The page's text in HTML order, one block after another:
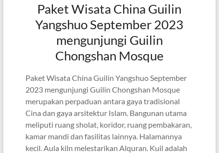
Paket Wisata China Guilin
Yangshuo September 2023
mengunjungi Guilin
Chongshan Mosque
Paket Wisata China Guilin Yangshuo September
2023 mengunjungi Guilin Chongshan Mosque
merupakan perpaduan antara gaya tradisional
Cina dan gaya arsitektur Islam. Bangunan utama
meliputi ruang sholat, koridor, ruang pembakaran,
kamar mandi dan fasilitas lainnya. Halamannya
kecil. Aula kiln melestarikan Alquran. Kuil adalah